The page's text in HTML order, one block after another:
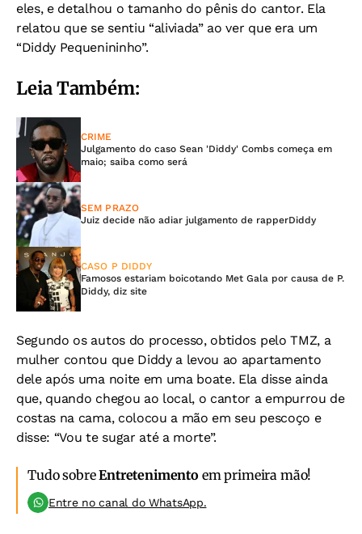
eles, e detalhou o tamanho do pênis do cantor. Ela
relatou que se sentiu “aliviada” ao ver que era um
“Diddy Pequenininho”.
Leia Também:
CRIME
Julgamento do caso Sean 'Diddy' Combs começa em
maio; saiba como será
SEM PRAZO
Juiz decide não adiar julgamento de rapperDiddy
CASO P DIDDY
Famosos estariam boicotando Met Gala por causa de P.
Diddy, diz site
Segundo os autos do processo, obtidos pelo TMZ, a
mulher contou que Diddy a levou ao apartamento
dele após uma noite em uma boate. Ela disse ainda
que, quando chegou ao local, o cantor a empurrou de
costas na cama, colocou a mão em seu pescoço e
disse: “Vou te sugar até a morte”.
Tudo sobreEntretenimento em primeira mão!
Entre no canal do WhatsApp.